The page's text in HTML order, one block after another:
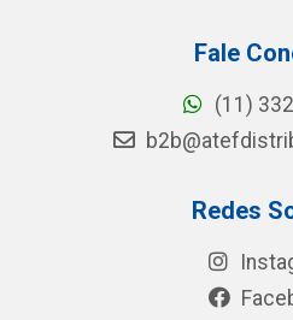
Fale
(11)
Redes